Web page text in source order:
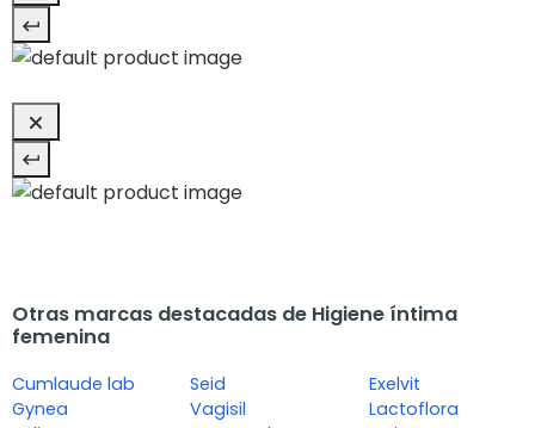
Otras marcas destacadas de Higiene íntima
femenina
Cumlaude lab
Gynea
Seid
Vagisil
Exelvit
Lactoflora